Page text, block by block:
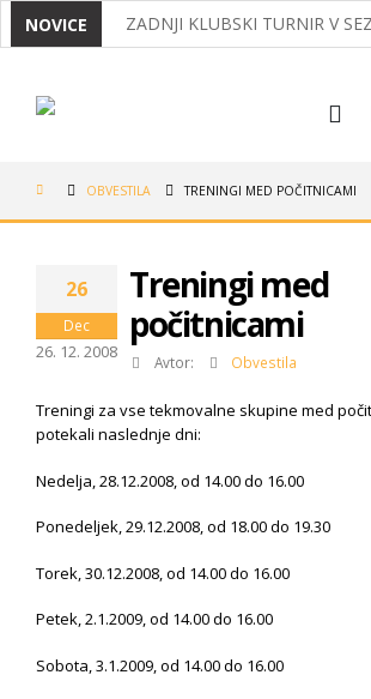
NOVICE ZADNJI KLUBSKI TURNIR V
IZ OPATIJE Z DVEMA
VABILO NA REDNI ZBOR
TRADICIONALNI KLUBSKI
OBVESTILA TRENINGI MED POČITNICAMI
26
Dec
26. 12. 2008
Treningi med
počitnicami
Avtor: Obvestila
Treningi za vse tekmovalne skupine med
potekali naslednje dni:
Nedelja, 28.12.2008, od 14.00 do 16.00
Ponedeljek, 29.12.2008, od 18.00 do 19.30
Torek, 30.12.2008, od 14.00 do 16.00
Petek, 2.1.2009, od 14.00 do 16.00
Sobota, 3.1.2009, od 14.00 do 16.00